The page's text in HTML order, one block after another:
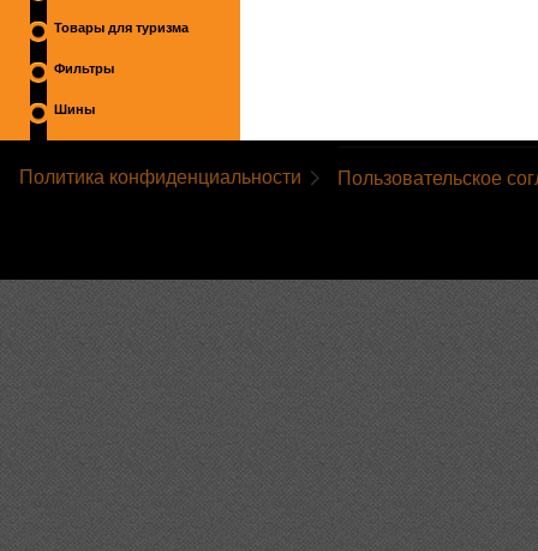
Товары для туризма
Фильтры
Шины
Политика конфиденциальности Пользовательское